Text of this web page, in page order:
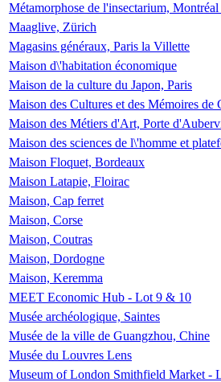
Métamorphose de l'insectarium,
Maaglive, Zürich
Magasins généraux, Paris la Villette
Maison d\'habitation économique
Maison de la culture du Japon, Paris
Maison des Cultures et des Mémoires
Maison des Métiers d'Art, Porte
Maison des sciences de l\'homme et
Maison Floquet, Bordeaux
Maison Latapie, Floirac
Maison, Cap ferret
Maison, Corse
Maison, Coutras
Maison, Dordogne
Maison, Keremma
MEET Economic Hub - Lot 9 & 10
Musée archéologique, Saintes
Musée de la ville de Guangzhou, Chine
Musée du Louvres Lens
Museum of London Smithfield Market -